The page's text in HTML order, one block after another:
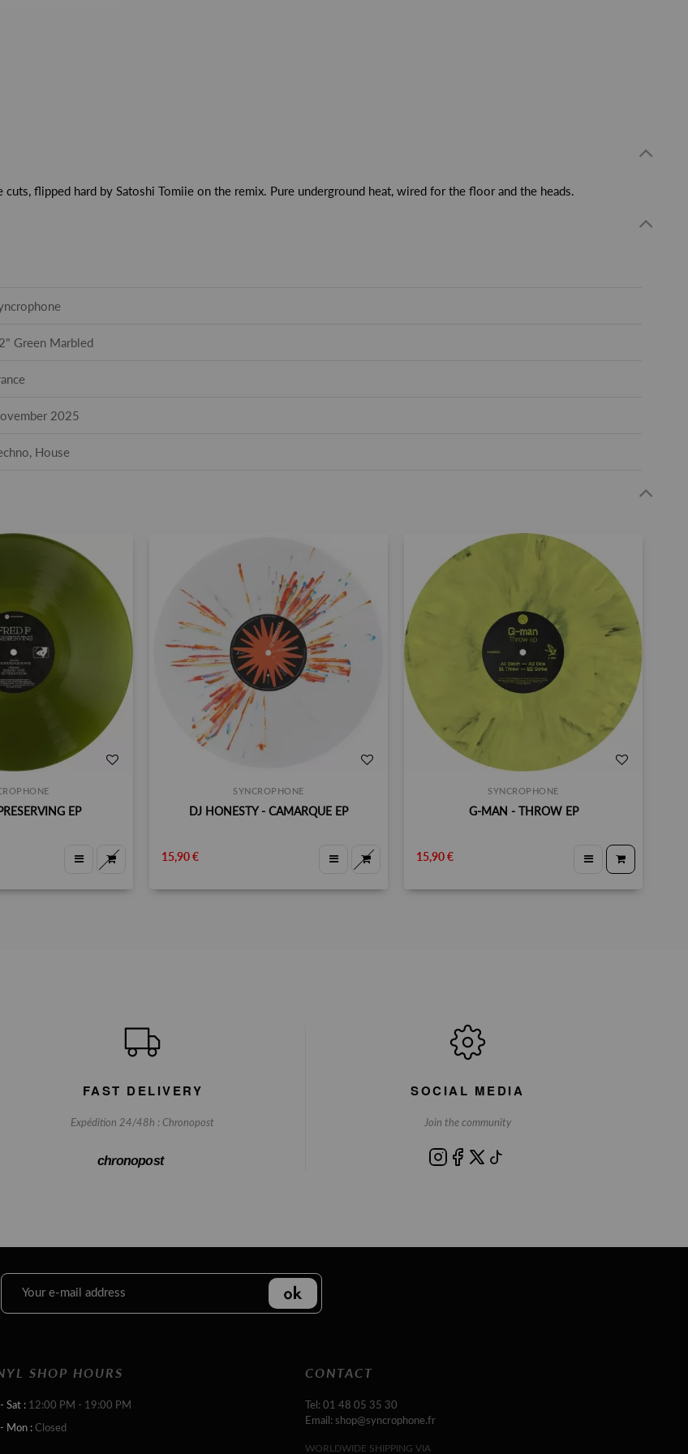
flipped hard by Satoshi Tomiie on the remix. Pure underground heat, wired for the floor and the heads.
Green Marbled
2025
House
EP
SYNCROPHONE
DJ HONESTY - CAMARQUE EP
15,90 €
SYNCROPHONE
G-MAN - THROW EP
15,90 €
FAST DELIVERY
Expédition 24/48h : Chronopost
chronopost
SOCIAL MEDIA
Join the community
SHOP HOURS
- Sat : 12:00 PM - 19:00 PM
Mon : Closed
CONTACT
Tel: 01 48 05 35 30
Email: shop@syncrophone.fr
WORLDWIDE SHIPPING VIA